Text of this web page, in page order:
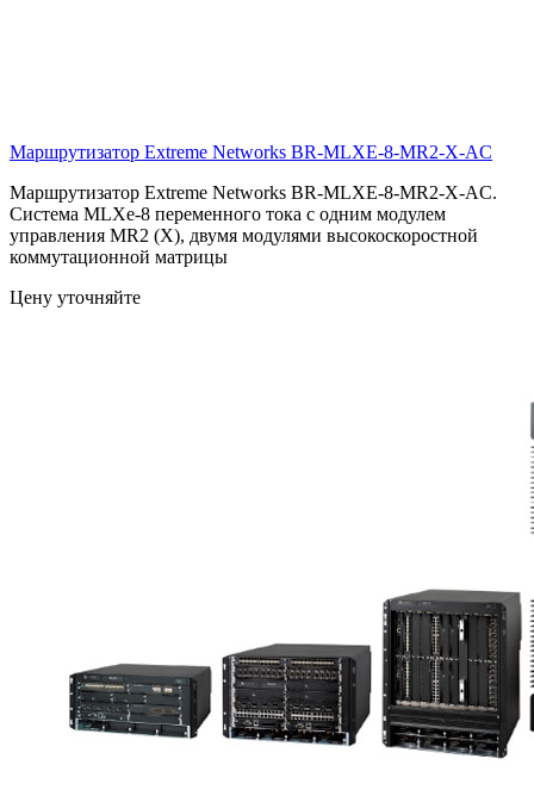
Маршрутизатор Extreme Networks BR-MLXE-8-MR2-X-AC
Маршрутизатор Extreme Networks BR-MLXE-8-MR2-X-AC.
Система MLXe-8 переменного тока с одним модулем
управления MR2 (X), двумя модулями высокоскоростной
коммутационной матрицы
Цену уточняйте